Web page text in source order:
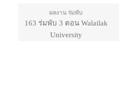
ผลงาน ร่มพับ
163 ร่มพับ 3 ตอน Walailak
University